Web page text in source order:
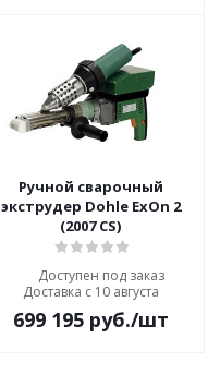
Ручной сварочный
экструдер Dohle ExOn 2
(2007 CS)
Доступен под заказ
Доставка с 10 августа
699 195руб./шт